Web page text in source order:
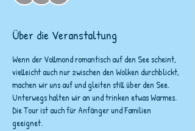
Über die Veranstaltung
Wenn der Vollmond romantisch auf den See scheint,
vielleicht auch nur zwischen den Wolken durchblickt,
machen wir uns auf und gleiten still über den See.
Unterwegs halten wir an und trinken etwas Warmes.
Die Tour ist auch für Anfänger und Familien
geeignet.